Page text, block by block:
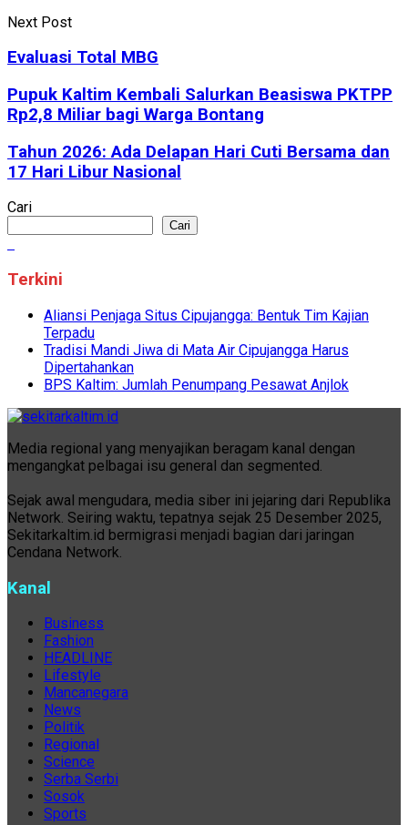
Next Post
Evaluasi Total MBG
Pupuk Kaltim Kembali Salurkan Beasiswa PKTPP
Rp2,8 Miliar bagi Warga Bontang
Tahun 2026: Ada Delapan Hari Cuti Bersama dan
17 Hari Libur Nasional
Cari
Cari
Terkini
Aliansi Penjaga Situs Cipujangga: Bentuk Tim Kajian
Terpadu
Tradisi Mandi Jiwa di Mata Air Cipujangga Harus
Dipertahankan
BPS Kaltim: Jumlah Penumpang Pesawat Anjlok
Media regional yang menyajikan beragam kanal dengan
mengangkat pelbagai isu general dan segmented.
Sejak awal mengudara, media siber ini jejaring dari Republika
Network. Seiring waktu, tepatnya sejak 25 Desember 2025,
Sekitarkaltim.id bermigrasi menjadi bagian dari jaringan
Cendana Network.
Kanal
Business
Fashion
HEADLINE
Lifestyle
Mancanegara
News
Politik
Regional
Science
Serba Serbi
Sosok
Sports